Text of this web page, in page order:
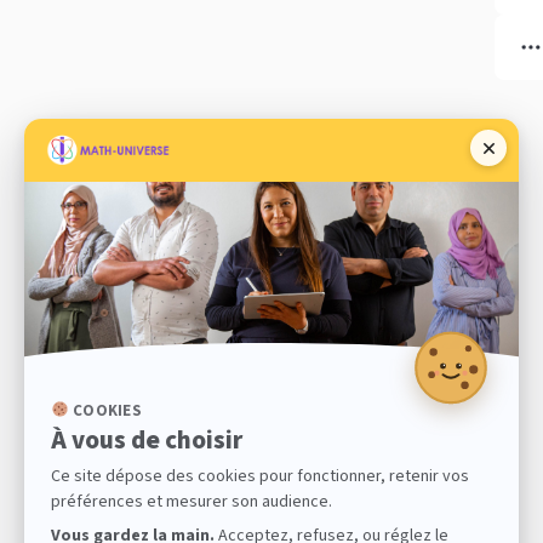
COOKIES
À vous de choisir
Ce site dépose des cookies pour fonctionner, retenir vos
préférences et mesurer son audience.
Vous gardez la main. Acceptez, refusez, ou réglez le